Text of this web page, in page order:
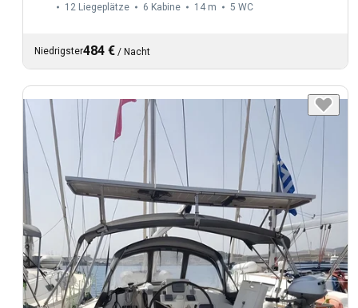
12 Liegeplätze 6 Kabine 14 m 5 WC
Niedrigster484 € / Nacht